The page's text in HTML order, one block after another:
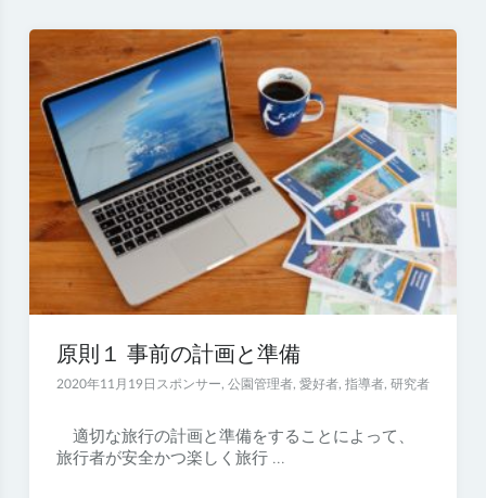
原則１ 事前の計画と準備
2020年11月19日 スポンサー,公園管理者,愛好者,指導者,研究者
適切な旅行の計画と準備をすることによって、
旅行者が安全かつ楽しく旅行 ...